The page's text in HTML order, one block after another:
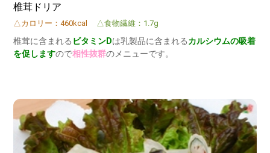
椎茸ドリア
△カロリー：460kcal △食物繊維：1.7g
椎茸に含まれる ビタミンDは乳製品に含まれるカルシウムの吸着
を促しますので相性抜群のメニューです。